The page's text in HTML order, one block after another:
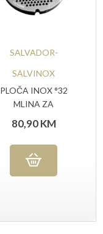
SALVADOR-
SALVINOX
PLOČA INOX °32
MLINA ZA
RUPA 3,5 MM
80,90KM